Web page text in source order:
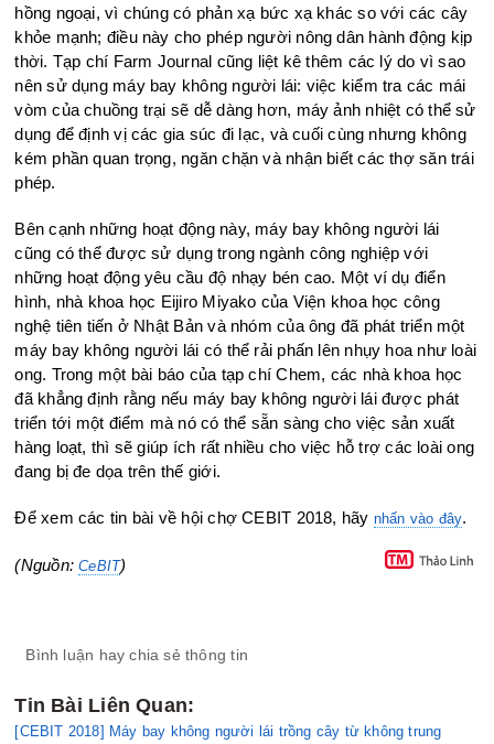
hồng ngoại, vì chúng có phản xạ bức xạ khác so với các cây
khỏe mạnh; điều này cho phép người nông dân hành động kịp
thời. Tạp chí Farm Journal cũng liệt kê thêm các lý do vì sao
nên sử dụng máy bay không người lái: việc kiểm tra các mái
vòm của chuồng trại sẽ dễ dàng hơn, máy ảnh nhiệt có thể sử
dụng để định vị các gia súc đi lạc, và cuối cùng nhưng không
kém phần quan trọng, ngăn chặn và nhận biết các thợ săn trái
phép.
Bên cạnh những hoạt động này, máy bay không người lái
cũng có thể được sử dụng trong ngành công nghiệp với
những hoạt động yêu cầu độ nhạy bén cao. Một ví dụ điển
hình, nhà khoa học Eijiro Miyako của Viện khoa học công
nghệ tiên tiến ở Nhật Bản và nhóm của ông đã phát triển một
máy bay không người lái có thể rải phấn lên nhụy hoa như loài
ong. Trong một bài báo của tạp chí Chem, các nhà khoa học
đã khẳng định rằng nếu máy bay không người lái được phát
triển tới một điểm mà nó có thể sẵn sàng cho việc sản xuất
hàng loạt, thì sẽ giúp ích rất nhiều cho việc hỗ trợ các loài ong
đang bị đe dọa trên thế giới.
Để xem các tin bài về hội chợ CEBIT 2018, hãy nhấn vào đây.
(Nguồn:CeBIT)
Bình luận hay chia sẻ thông tin
Tin Bài Liên Quan:
[CEBIT 2018] Máy bay không người lái trồng cây từ không trung